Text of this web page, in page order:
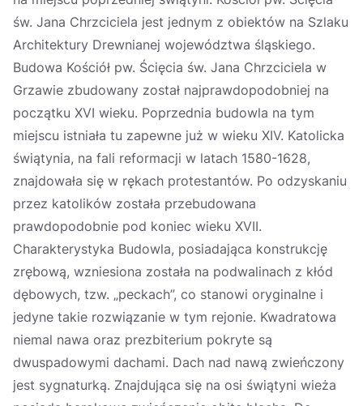
św. Jana Chrzciciela jest jednym z obiektów na Szlaku
Architektury Drewnianej województwa śląskiego.
Budowa Kościół pw. Ścięcia św. Jana Chrzciciela w
Grzawie zbudowany został najprawdopodobniej na
początku XVI wieku. Poprzednia budowla na tym
miejscu istniała tu zapewne już w wieku XIV. Katolicka
świątynia, na fali reformacji w latach 1580-1628,
znajdowała się w rękach protestantów. Po odzyskaniu
przez katolików została przebudowana
prawdopodobnie pod koniec wieku XVII.
Charakterystyka Budowla, posiadająca konstrukcję
zrębową, wzniesiona została na podwalinach z kłód
dębowych, tzw. „peckach”, co stanowi oryginalne i
jedyne takie rozwiązanie w tym rejonie. Kwadratowa
niemal nawa oraz prezbiterium pokryte są
dwuspadowymi dachami. Dach nad nawą zwieńczony
jest sygnaturką. Znajdująca się na osi świątyni wieża